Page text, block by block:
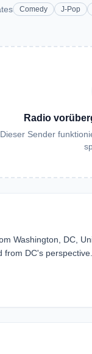
Comedy J-Pop
Radio
Dieser Sender
Washington, DC,
DC's perspective.